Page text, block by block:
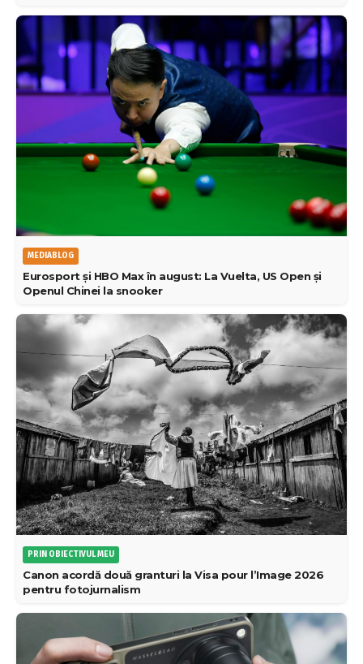
MEDIABLOG
Eurosport și HBO Max în august: La Vuelta, US Open și
Openul Chinei la snooker
PRIN OBIECTIVUL MEU
Canon acordă două granturi la Visa pour l’Image 2026
pentru fotojurnalism